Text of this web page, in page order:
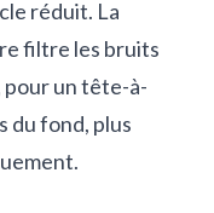
réduit. La
filtre les bruits
pour un tête-à-
du fond, plus